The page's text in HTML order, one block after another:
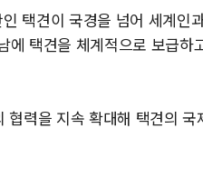
택견이 국경을 넘어 세계인
에 택견을 체계적으로 보급하
협력을 지속 확대해 택견의 국